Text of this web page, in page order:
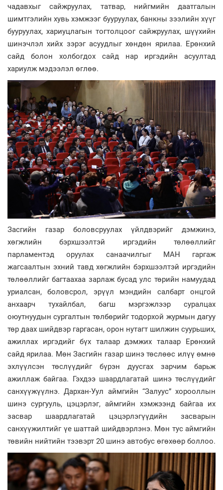
чадавхыг сайжруулах, татвар, нийгмийн даатгалын
шимтгэлийн хувь хэмжээг бууруулах, банкны зээлийн хүүг
бууруулах, хариуцлагын тогтолцоог сайжруулах, шүүхийн
шинэчлэл хийх зэрэг асуудлыг хөндөн ярилаа. Ерөнхий
сайд болон холбогдох сайд нар иргэдийн асуултад
хариулж мэдээлэл өглөө.
Засгийн газар боловсруулах үйлдвэрийг дэмжинэ,
хөгжлийн бэрхшээлтэй иргэдийн төлөөллийг
парламентэд оруулах санаачилгыг МАН гаргаж
жагсаалтын эхний тавд хөгжлийн бэрхшээлтэй иргэдийн
төлөөллийг багтаахаа зарлаж бусад улс төрийн намуудад
уриалсан, боловсрол, эрүүл мэндийн салбарт онцгой
анхаарч тухайлбал, багш мэргэжлээр суралцах
оюутнуудын сургалтын төлбөрийг тодорхой журмын дагуу
төр даах шийдвэр гаргасан, орон нутагт шилжин суурьших,
ажиллах иргэдийг бүх талаар дэмжих талаар Ерөнхий
сайд ярилаа. Мөн Засгийн газар шинэ төслөөс илүү өмнө
эхлүүлсэн төслүүдийг бүрэн дуусгах зарчим барьж
ажиллаж байгаа. Гэхдээ шаардлагатай шинэ төслүүдийг
санхүүжүүлнэ. Дархан-Уул аймгийн “Залуус” хорооллын
шинэ сургууль, цэцэрлэг, аймгийн хэмжээнд байгаа их
засвар шаардлагатай цэцэрлэгүүдийн засварын
санхүүжилтийг үе шаттай шийдвэрлэнэ. Мөн тус аймгийн
төвийн нийтийн тээвэрт 20 шинэ автобус өгөхөөр боллоо.